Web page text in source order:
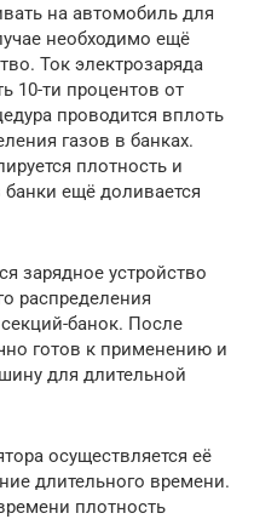
на автомобиль для
необходимо ещё
Ток электрозаряда
10-ти процентов от
проводится вплоть
газов в банках.
плотность и
ещё доливается
зарядное устройство
распределения
банок. После
готов к применению и
для длительной
осуществляется её
длительного времени.
плотность